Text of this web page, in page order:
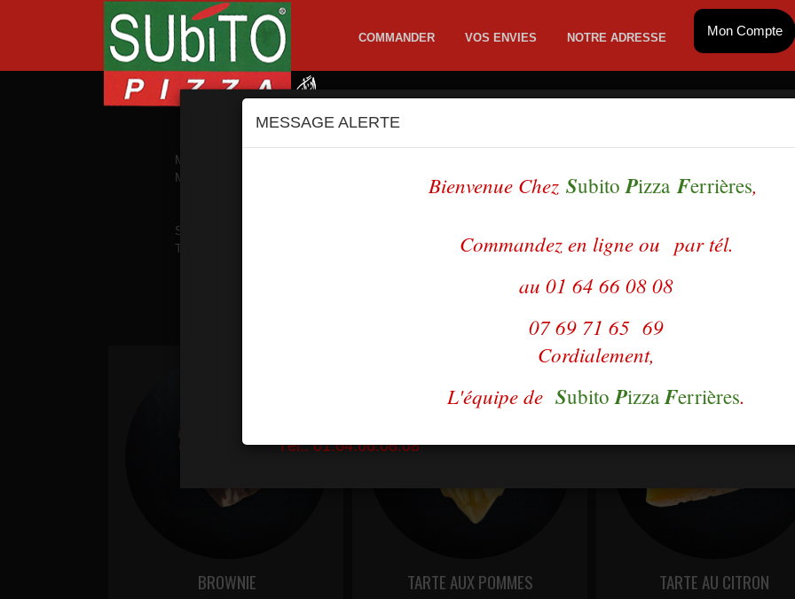
COMMANDER VOS ENVIES NOTRE ADRESSE Mon Compte
MENUS MIDI
MENUS PROMOS
PIZZAS CREME FRAICHE
HAMBURGERS
PATES
SANDWICHS SOUFFLES
TEX MEX
BOISSONS
DESSERTS
BROWNIE TARTE AUX POMMES TARTE AU CITRON
MESSAGE ALERTE